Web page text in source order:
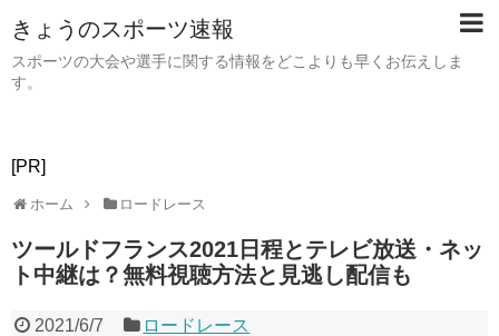
きょうのスポーツ速報
スポーツの大会や選手に関する情報をどこよりも早くお伝えしま
す。
[PR]
ホーム ロードレース
ツールドフランス2021日程とテレビ放送・ネッ
ト中継は？無料視聴方法と見逃し配信も
2021/6/7 ロードレース